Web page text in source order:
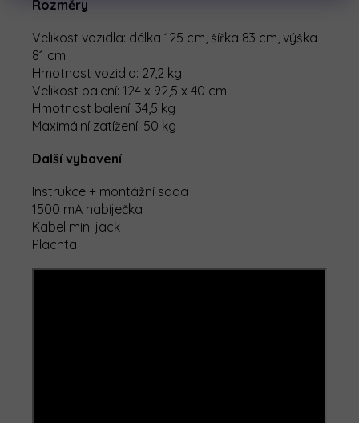
Rozměry
Velikost vozidla: délka 125 cm, šířka 83 cm, výška
81 cm
Hmotnost vozidla: 27,2 kg
Velikost balení: 124 x 92,5 x 40 cm
Hmotnost balení: 34,5 kg
Maximální zatížení: 50 kg
Další vybavení
Instrukce + montážní sada
1500 mA nabíječka
Kabel mini jack
Plachta